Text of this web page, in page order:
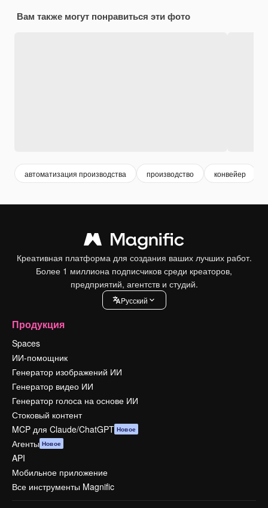
Вам также могут понравиться эти фото
автоматизация производства производство конвейер
Креативная платформа для создания ваших лучших работ.
Более 1 миллиона подписчиков среди креаторов,
предприятий, агентств и студий.
Pусский
Продукция
Spaces
ИИ-помощник
Генератор изображений ИИ
Генератор видео ИИ
Генератор голоса на основе ИИ
Стоковый контент
MCP для Claude/ChatGPT Новое
Агенты Новое
API
Мобильное приложение
Все инструменты Magnific